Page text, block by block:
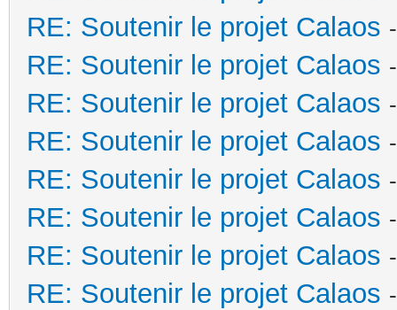
RE: Soutenir le projet Calaos
RE: Soutenir le projet Calaos
RE: Soutenir le projet Calaos
RE: Soutenir le projet Calaos
RE: Soutenir le projet Calaos
RE: Soutenir le projet Calaos
RE: Soutenir le projet Calaos
RE: Soutenir le projet Calaos